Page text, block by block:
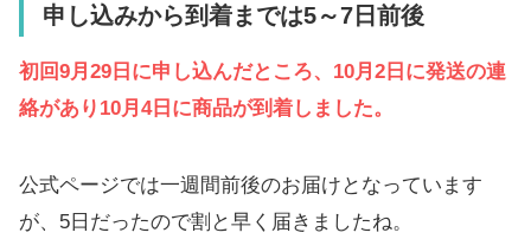
申し込みから到着までは5～7日前後
初回9月29日に申し込んだところ、10月2日に発送の連
絡があり10月4日に商品が到着しました。
公式ページでは一週間前後のお届けとなっています
が、5日だったので割と早く届きましたね。